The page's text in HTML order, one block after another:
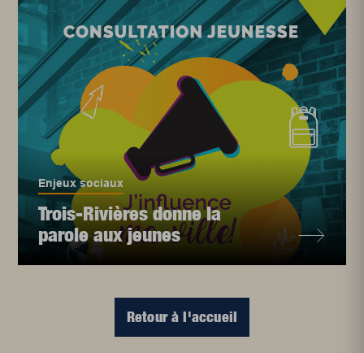
Enjeux sociaux
Trois-Rivières donne la
parole aux jeunes
Retour à l'accueil